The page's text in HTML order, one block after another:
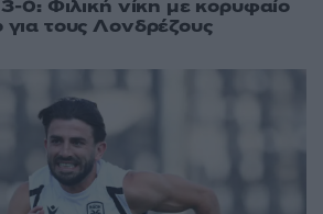
0: Φιλική νίκη με κορυφαίο
τους Λονδρέζους